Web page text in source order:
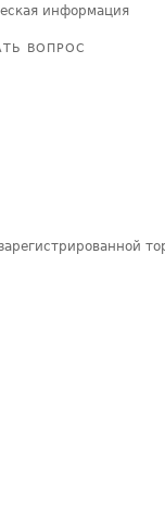
информация
ВОПРОС